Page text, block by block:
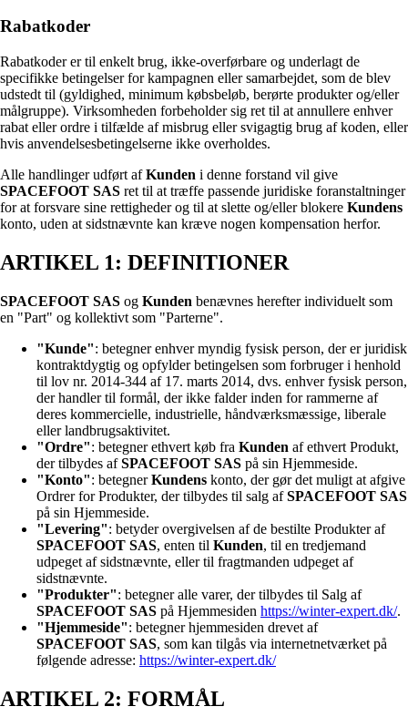
Rabatkoder
Rabatkoder er til enkelt brug, ikke-overførbare og underlagt de
specifikke betingelser for kampagnen eller samarbejdet, som de blev
udstedt til (gyldighed, minimum købsbeløb, berørte produkter og/eller
målgruppe). Virksomheden forbeholder sig ret til at annullere enhver
rabat eller ordre i tilfælde af misbrug eller svigagtig brug af koden, eller
hvis anvendelsesbetingelserne ikke overholdes.
Alle handlinger udført afKunden i denne forstand vil give
SPACEFOOT SAS ret til at træffe passende juridiske foranstaltninger
for at forsvare sine rettigheder og til at slette og/eller blokere Kundens
konto, uden at sidstnævnte kan kræve nogen kompensation herfor.
ARTIKEL 1: DEFINITIONER
SPACEFOOT SAS og Kunden benævnes herefter individuelt som
en "Part" og kollektivt som "Parterne".
"Kunde": betegner enhver myndig fysisk person, der er juridisk
kontraktdygtig og opfylder betingelsen som forbruger i henhold
til lov nr. 2014-344 af 17. marts 2014, dvs. enhver fysisk person,
der handler til formål, der ikke falder inden for rammerne af
deres kommercielle, industrielle, håndværksmæssige, liberale
eller landbrugsaktivitet.
"Ordre": betegner ethvert køb fra Kunden af ethvert Produkt,
der tilbydes afSPACEFOOT SAS på sin Hjemmeside.
"Konto": betegnerKundens konto, der gør det muligt at afgive
Ordrer for Produkter, der tilbydes til salg afSPACEFOOT SAS
på sin Hjemmeside.
"Levering": betyder overgivelsen af de bestilte Produkter af
SPACEFOOT SAS, enten til Kunden, til en tredjemand
udpeget af sidstnævnte, eller til fragtmanden udpeget af
sidstnævnte.
"Produkter": betegner alle varer, der tilbydes til Salg af
SPACEFOOT SAS på Hjemmesiden https://winter-expert.dk/.
"Hjemmeside": betegner hjemmesiden drevet af
SPACEFOOT SAS, som kan tilgås via internetnetværket på
følgende adresse: https://winter-expert.dk/
ARTIKEL 2: FORMÅL